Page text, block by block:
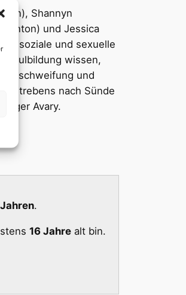
Shannyn
Denton) und Jessica
soziale und sexuelle
wissen,
und
Strebens nach Sünde
Avary.
.
16 Jahre alt bin.